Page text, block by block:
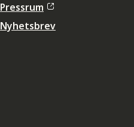
Pressrum
Nyhetsbrev